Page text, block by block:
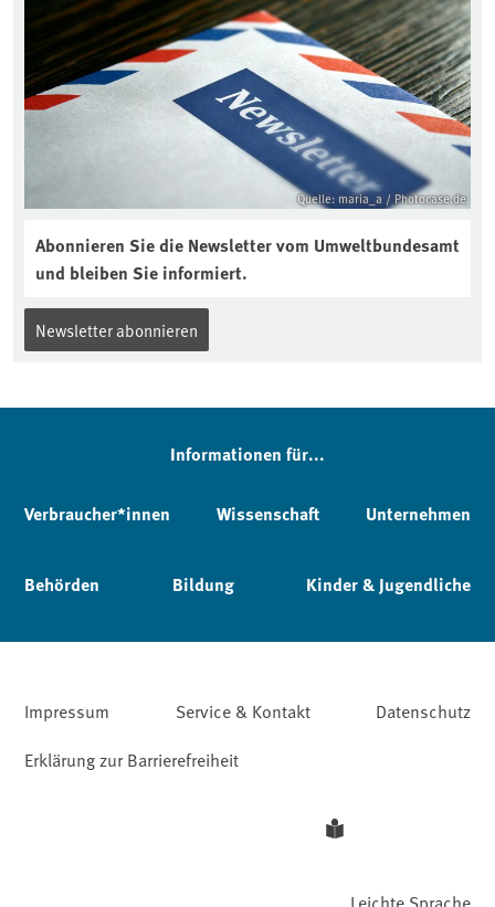
Quelle: maria_a / Photocase.de
Abonnieren Sie die Newsletter vom Umweltbundesamt
und bleiben Sie informiert.
Newsletter abonnieren
Informationen für...
Verbraucher*innen Wissenschaft Unternehmen
Behörden Bildung Kinder & Jugendliche
Impressum Service & Kontakt
Datenschutz
Erklärung zur Barrierefreiheit
Leichte Sprache